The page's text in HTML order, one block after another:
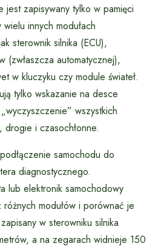
jest zapisywany tylko w pamięci
innych modułach
sterownik silnika (ECU),
(zwłaszcza automatycznej),
w kluczyku czy module świateł.
tylko wskazanie na desce
wszystkich
i czasochłonne.
samochodu do
diagnostycznego.
lub elektronik samochodowy
modułów i porównać je
w sterowniku silnika
a na zegarach widnieje 150